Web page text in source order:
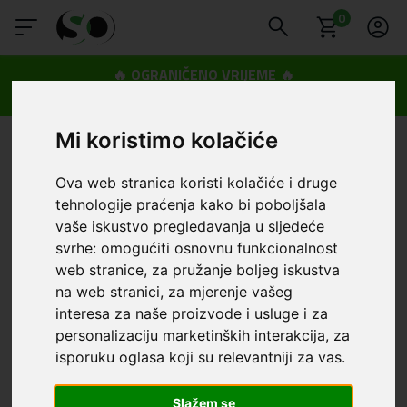
Mi koristimo kolačiće
Ova web stranica koristi kolačiće i druge
tehnologije praćenja kako bi poboljšala
vaše iskustvo pregledavanja u sljedeće
svrhe:omogućiti osnovnu funkcionalnost
web stranice, za pružanje boljeg iskustva
na web stranici, za mjerenje vašeg
interesa za naše proizvode i usluge i za
personalizaciju marketinških interakcija, za
isporuku oglasa koji su relevantniji za vas.
Slažem se
0
🔥 OGRANIČENO VRIJEME 🔥